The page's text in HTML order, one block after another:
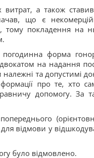
витрат, а також
що є
тому покладення на
форма
на надання
та допустимі
про те, хто
допомогу. За
відмови у
було відмовлено.